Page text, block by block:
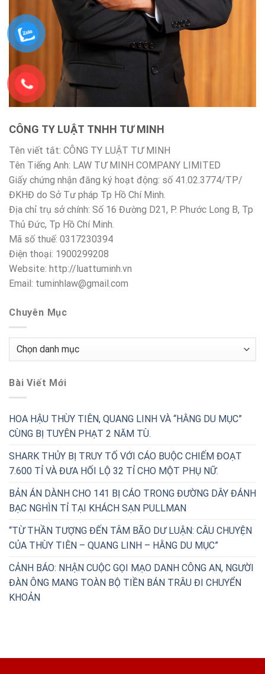
CÔNG TY LUẬT TNHH TƯ MINH
Tên viết tắt: CÔNG TY LUẬT TƯ MINH
Tên Tiếng Anh: LAW TƯ MINH COMPANY LIMITED
Giấy chứng nhận đăng ký hoạt động: số 41.02.3774/TP/
ĐKHĐ do Sở Tư pháp Tp Hồ Chí Minh.
Địa chỉ trụ sở chính: Số 16 Đường D21, P. Phước Long B, Tp
Thủ Đức, Tp Hồ Chí Minh.
Mã số thuế: 0317230394
Điện thoại: 1900299208
Website: http://luattuminh.vn
Email: tuminhlaw@gmail.com
Chuyên Mục
Chuyên
Bài Viết Mới
HOA HẬU THÙY TIÊN, QUANG LINH VÀ “HẰNG DU MỤC”
CÙNG BỊ TUYÊN PHẠT 2 NĂM TÙ.
SHARK THỦY BỊ TRUY TỐ VỚI CÁO BUỘC CHIẾM ĐOẠT
7.600 TỈ VÀ ĐƯA HỐI LỘ 32 TỈ CHO MỘT PHỤ NỮ.
BẢN ÁN DÀNH CHO 141 BỊ CÁO TRONG ĐƯỜNG DÂY ĐÁNH
BẠC NGHÌN TỈ TẠI KHÁCH SẠN PULLMAN
“TỪ THẦN TƯỢNG ĐẾN TÂM BÃO DƯ LUẬN: CÂU CHUYỆN
CỦA THÙY TIÊN – QUANG LINH – HẰNG DU MỤC”
CẢNH BÁO: NHẬN CUỘC GỌI MẠO DANH CÔNG AN, NGƯỜI
ĐÀN ÔNG MANG TOÀN BỘ TIỀN BÁN TRÂU ĐI CHUYỂN
KHOẢN